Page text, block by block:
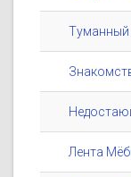
Туманный
Лента